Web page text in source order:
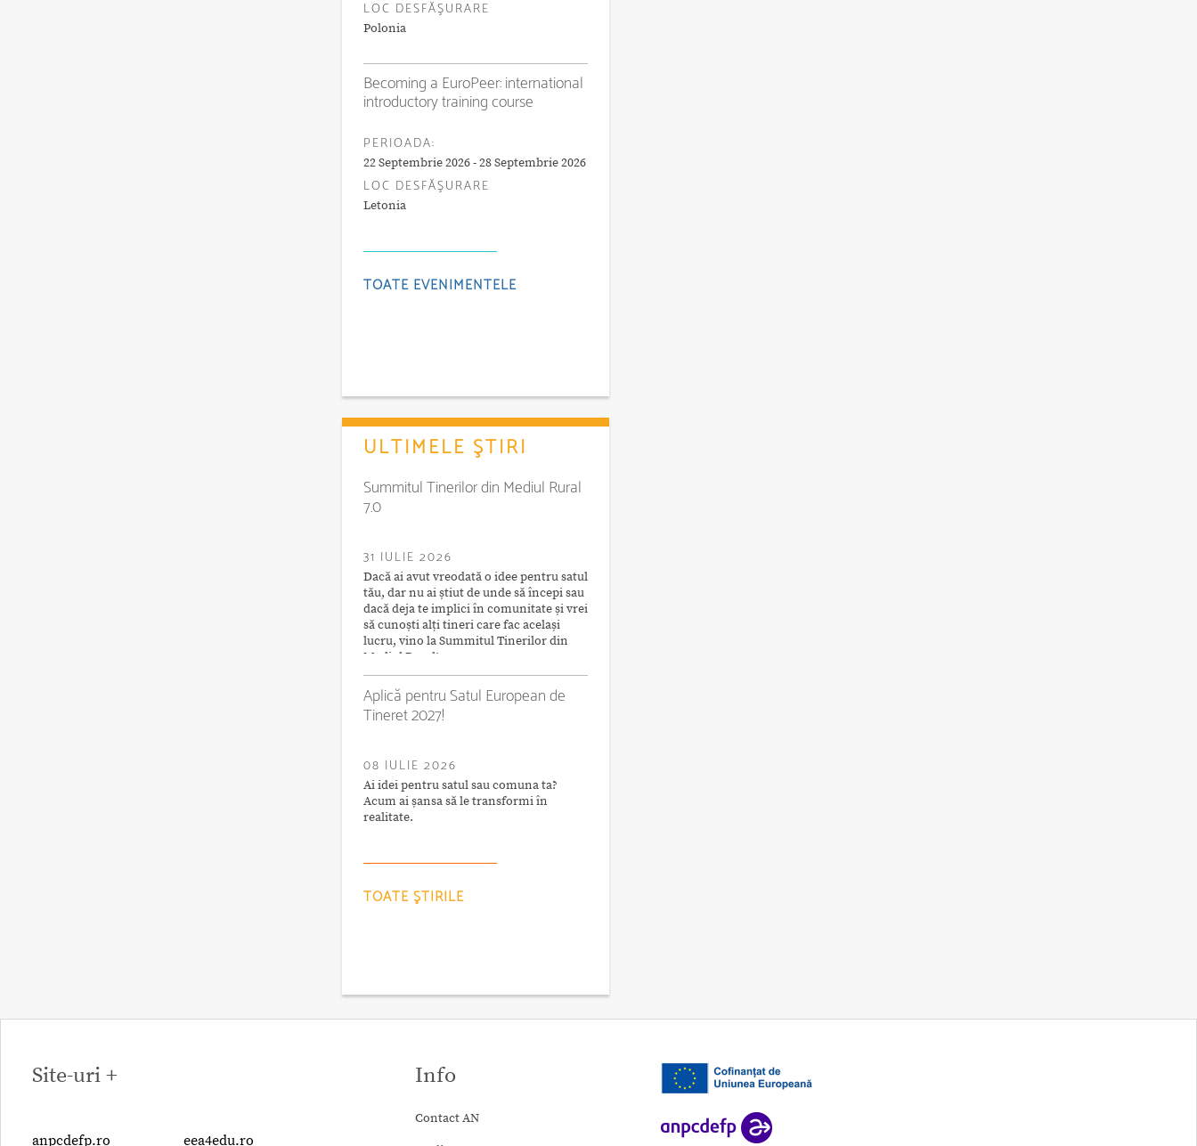
LOC DESFĂŞURARE
Polonia
Becoming a EuroPeer: international
introductory training course
PERIOADA:
22 Septembrie 2026 - 28 Septembrie 2026
LOC DESFĂŞURARE
Letonia
TOATE EVENIMENTELE
ULTIMELE ŞTIRI
Summitul Tinerilor din Mediul Rural
7.0
31 IULIE 2026
Dacă ai avut vreodată o idee pentru satul
tău, dar nu ai știut de unde să începi sau
dacă deja te implici în comunitate și vrei
să cunoști alți tineri care fac același
lucru, vino la Summitul Tinerilor din
Mediul Rural!
Aplică pentru Satul European de
Tineret 2027!
08 IULIE 2026
Ai idei pentru satul sau comuna ta?
Acum ai șansa să le transformi în
realitate.
TOATE ŞTIRILE
Site-uri +
anpcdefp.ro eea4edu.ro
Info
Contact AN